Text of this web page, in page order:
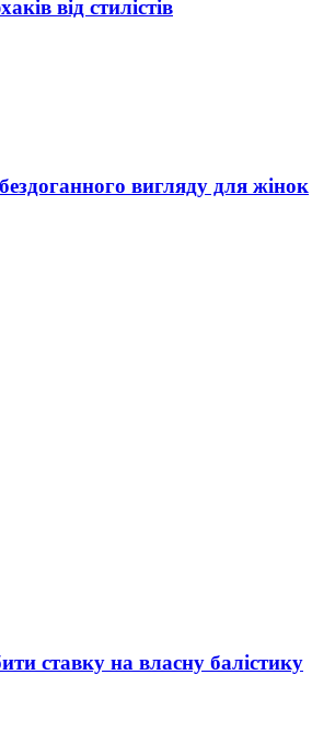
від стилістів
вигляду для жінок
ставку на власну балістику